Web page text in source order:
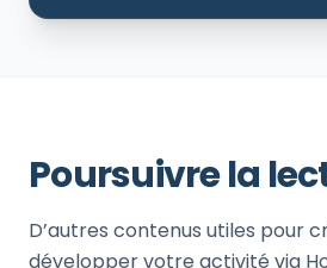
Poursuivre la
D’autres contenus utiles pour
développer votre activité via